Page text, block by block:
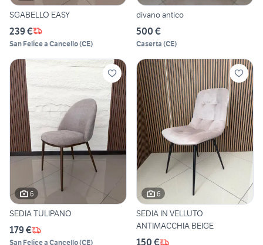
SGABELLO EASY
239 €
San Felice a Cancello(CE)
divano antico
500 €
Caserta (CE)
6
SEDIA TULIPANO
179 €
San Felice a Cancello(CE)
6
SEDIA IN VELLUTO
ANTIMACCHIA BEIGE
150 €